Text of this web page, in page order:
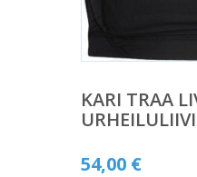
KARI TRAA
54,00 €